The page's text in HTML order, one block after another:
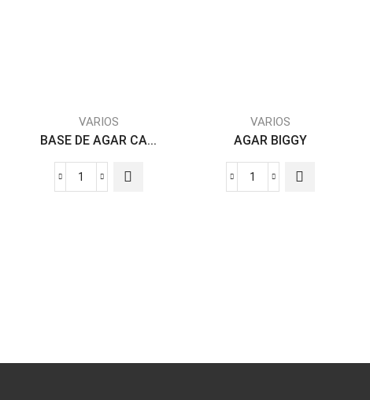
VARIOS
BASE DE AGAR CA...
BASE
VARIOS
AGAR BIGGY
AGAR